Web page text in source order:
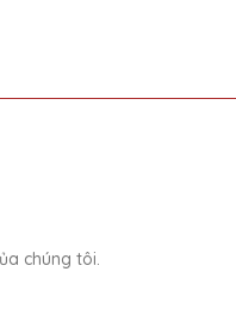
chúng tôi.